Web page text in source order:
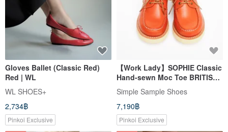
Gloves Ballet (Classic Red)
Red | WL
WL SHOES+
2,734฿
Pinkoi Exclusive
【Work Lady】SOPHIE Classic
Hand-sewn Moc Toe BRITISH
TAN
Simple Sample Shoes
7,190฿
Pinkoi Exclusive